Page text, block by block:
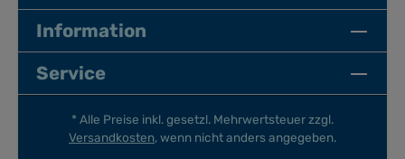
Information
Service
* Alle Preise inkl. gesetzl. Mehrwertsteuer zzgl.
Versandkosten, wenn nicht anders angegeben.